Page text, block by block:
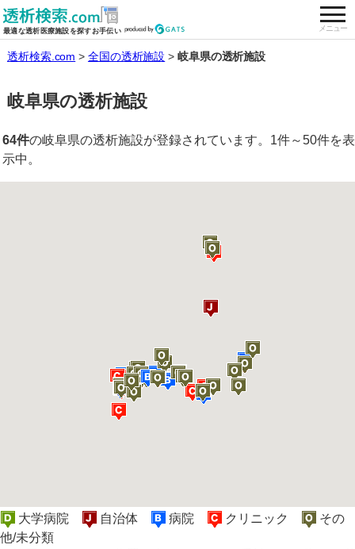
最適な透析医療施設を探すお手伝い メニュー
全国の透析施設を検索する
透析検索.com 全国の透析施設 岐阜県の透析施設
岐阜県の透析施設
64件の岐阜県の透析施設が登録されています。1件～50件を表
示中。
大学病院 自治体 病院 クリニック
その
他/未分類